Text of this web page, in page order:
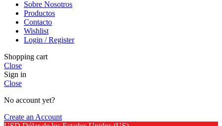
Sobre Nosotros
Productos
Contacto
Wishlist
Login / Register
Shopping cart
Close
Sign in
Close
No account yet?
Create an Account